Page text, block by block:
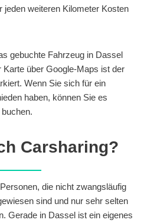
jeden weiteren Kilometer Kosten
gebuchte Fahrzeug in Dassel
Karte über Google-Maps ist der
Wenn Sie sich für ein
haben, können Sie es
Carsharing?
die nicht zwangsläufig
sind und nur sehr selten
Gerade in Dassel ist ein eigenes